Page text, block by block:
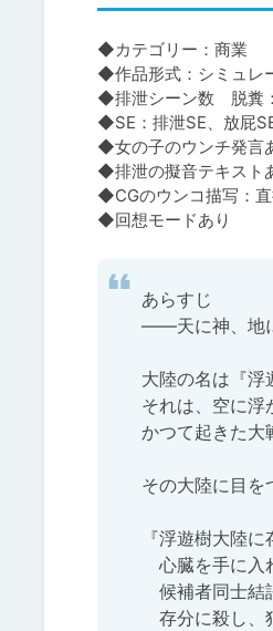
◆カテゴリー：商業
◆作品形式：シミュレ
◆排泄シーン数　脱糞
◆SE：排泄SE、放屁
◆女の子のウンチ発言
◆排泄の擬音テキスト
◆CGのウンコ描写：
◆回想モードあり
あらすじ
――天に神、地
大陸の名は『浮
それは、空に浮
かつて起きた大
その大陸に目を
『浮遊樹大陸
心臓を手に入
候補者同士結
存分に殺し、